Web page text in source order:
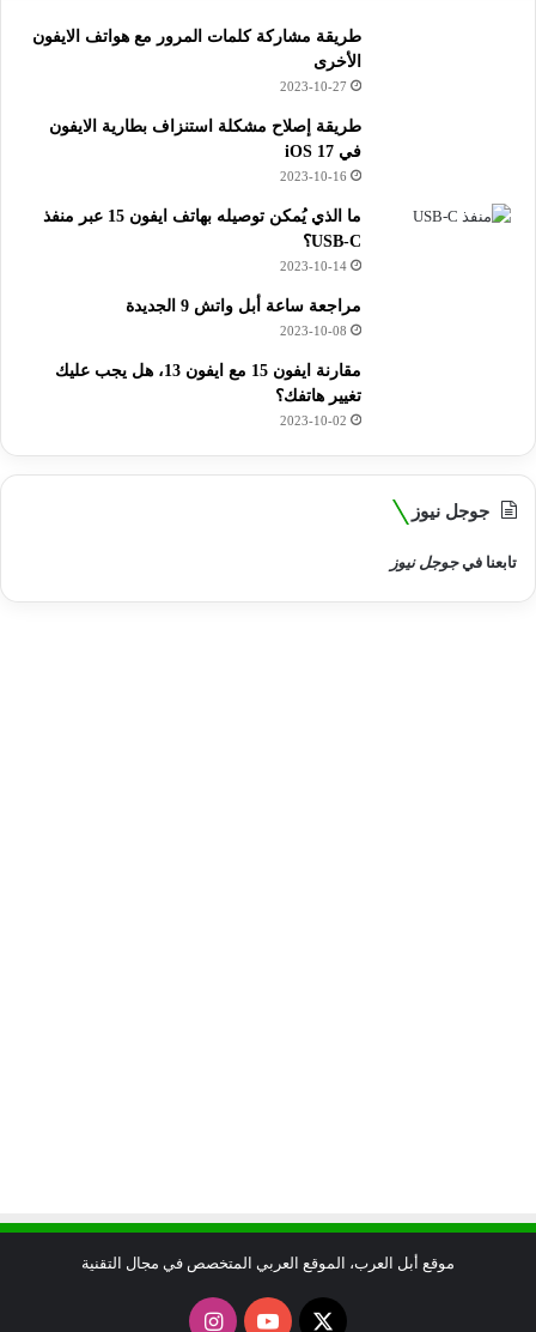
طريقة مشاركة كلمات المرور مع هواتف الايفون
الأخرى
2023-10-27
طريقة إصلاح مشكلة استنزاف بطارية الايفون
في iOS 17
2023-10-16
ما الذي يُمكن توصيله بهاتف ايفون 15 عبر منفذ
USB-C؟
2023-10-14
مراجعة ساعة أبل واتش 9 الجديدة
2023-10-08
مقارنة ايفون 15 مع ايفون 13، هل يجب عليك
تغيير هاتفك؟
2023-10-02
جوجل نيوز
تابعنا فيجوجل نيوز
موقع أبل العرب، الموقع العربي المتخصص في مجال التقنية
X يوتيوبانستقرام